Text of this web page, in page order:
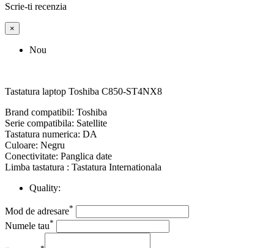
Scrie-ti recenzia
×
Nou
Tastatura laptop Toshiba C850-ST4NX8
Brand compatibil: Toshiba
Serie compatibila: Satellite
Tastatura numerica: DA
Culoare: Negru
Conectivitate: Panglica date
Limba tastatura : Tastatura Internationala
Quality:
Mod de adresare*
Numele tau*